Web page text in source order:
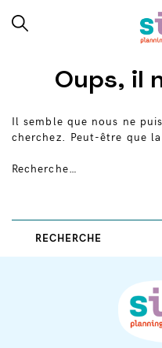
Rechercher
Oups, il
Il semble que nous ne
cherchez. Peut-être que
Recherche…